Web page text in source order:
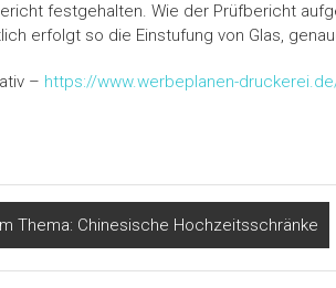
festgehalten. Wie der Prüfbericht
erfolgt so die Einstufung von Glas,
– https://www.werbeplanen-
Thema: Chinesische Hochzeitsschränke